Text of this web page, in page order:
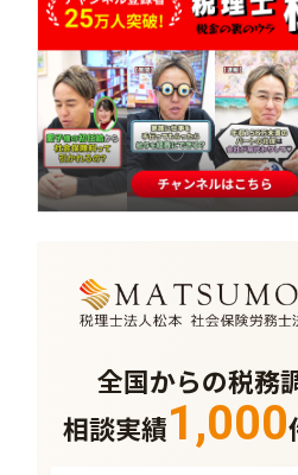
全国からの税務
相談実績1,000